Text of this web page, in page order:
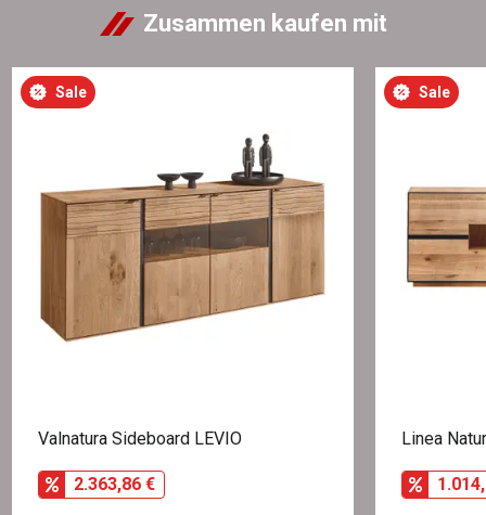
Zusammen kaufen mit
Sale
Valnatura Sideboard LEVIO
2.363,86 €
Sale
Linea